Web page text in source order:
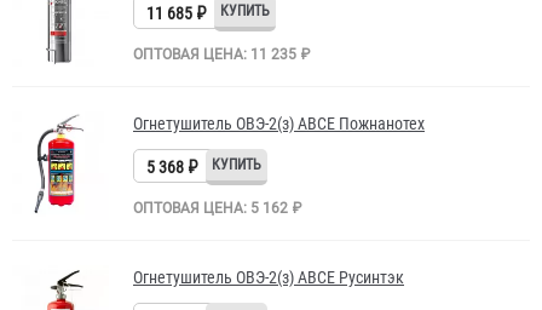
11 685 ₽
ОПТОВАЯ ЦЕНА: 11 235 ₽
Огнетушитель ОВЭ-2(з) АВСЕ Пожнанотех
5 368 ₽
ОПТОВАЯ ЦЕНА: 5 162 ₽
Огнетушитель ОВЭ-2(з) АВCЕ Русинтэк